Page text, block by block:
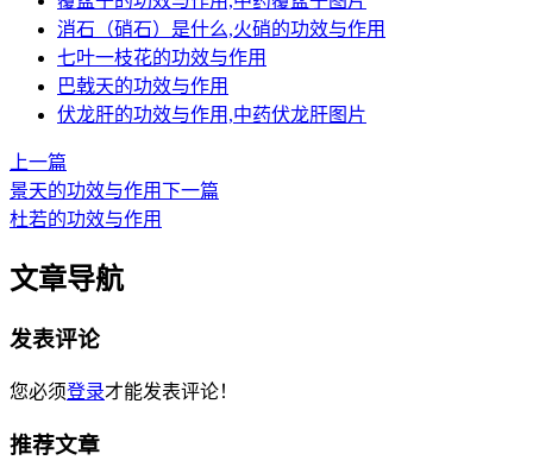
消石（硝石）是什么,火硝的功效与作用
七叶一枝花的功效与作用
巴戟天的功效与作用
伏龙肝的功效与作用,中药伏龙肝图片
上一篇
景天的功效与作用下一篇
杜若的功效与作用
文章导航
发表评论
您必须登录才能发表评论！
推荐文章